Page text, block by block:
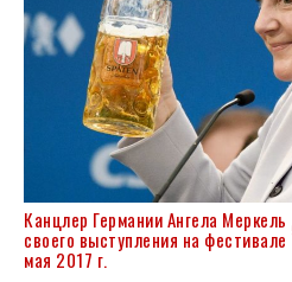
Канцлер Германии Ангела
своего выступления на
мая 2017 г.